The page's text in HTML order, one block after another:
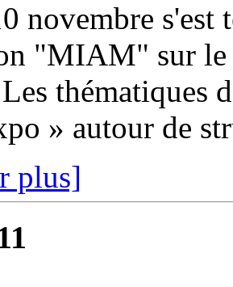
novembre
"MIAM" sur le
thématiques
» autour de
plus]